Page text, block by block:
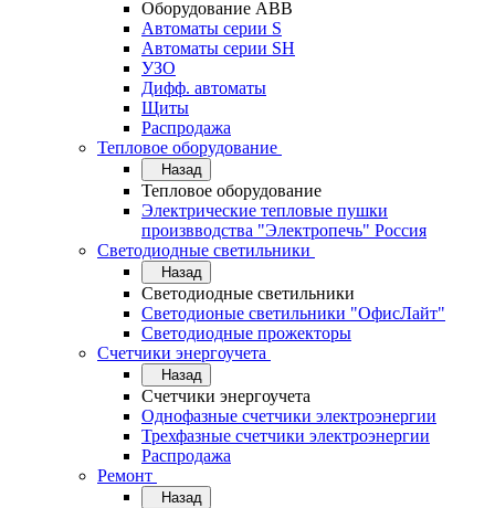
Оборудование АВВ
Автоматы серии S
Автоматы серии SH
УЗО
Дифф. автоматы
Щиты
Распродажа
Тепловое оборудование
Назад
Тепловое оборудование
Электрические тепловые пушки
произвводства "Электропечь" Россия
Светодиодные светильники
Назад
Светодиодные светильники
Светодионые светильники "ОфисЛайт"
Светодиодные прожекторы
Счетчики энергоучета
Назад
Счетчики энергоучета
Однофазные счетчики электроэнергии
Трехфазные счетчики электроэнергии
Распродажа
Ремонт
Назад